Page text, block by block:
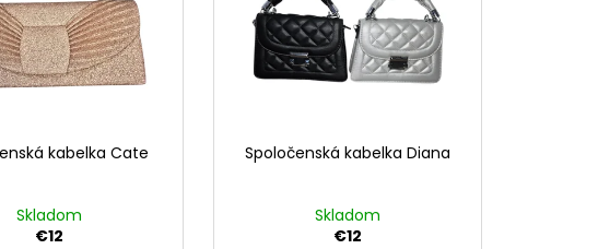
kabelka Cate
Skladom
€12
Spoločenská kabelka Diana
Skladom
€12